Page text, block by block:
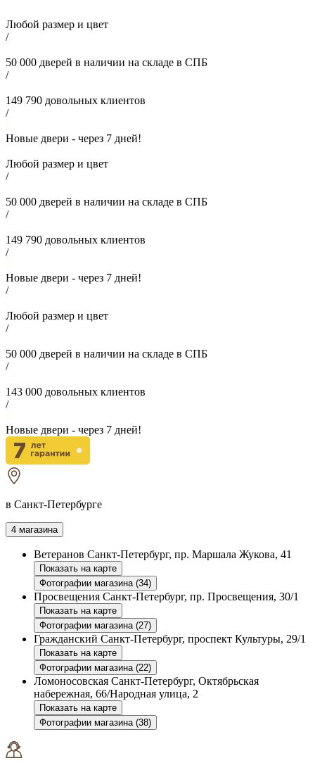
Любой размер и цвет
/
50 000 дверей в наличии на складе в СПБ
/
149 790 довольных клиентов
/
Новые двери - через 7 дней!
Любой размер и цвет
/
50 000 дверей в наличии на складе в СПБ
/
149 790 довольных клиентов
/
Новые двери - через 7 дней!
/
Любой размер и цвет
/
50 000 дверей в наличии на складе в СПБ
/
143 000 довольных клиентов
/
Новые двери - через 7 дней!
в Санкт-Петербурге
4 магазина
Ветеранов Санкт-Петербург, пр. Маршала Жукова, 41
Показать на карте
Фотографии магазина (34)
Просвещения Санкт-Петербург, пр. Просвещения, 30/1
Показать на карте
Фотографии магазина (27)
Гражданский Санкт-Петербург, проспект Культуры, 29/1
Показать на карте
Фотографии магазина (22)
Ломоносовская Санкт-Петербург, Октябрьская
набережная, 66/Народная улица, 2
Показать на карте
Фотографии магазина (38)